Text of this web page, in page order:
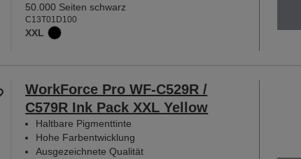
50.000 Seiten schwarz
C13T01D100
XXL
WorkForce Pro WF-C529R /
C579R Ink Pack XXL Yellow
Haltbare Pigmenttinte
Hohe Farbentwicklung
Ausgezeichnete Qualität